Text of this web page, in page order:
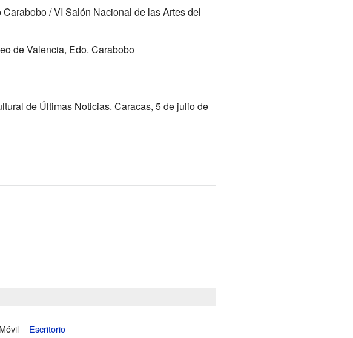
/ VI Salón Nacional de las Artes del
de Valencia, Edo. Carabobo
de Últimas Noticias. Caracas, 5 de julio de
Móvil Escritorio